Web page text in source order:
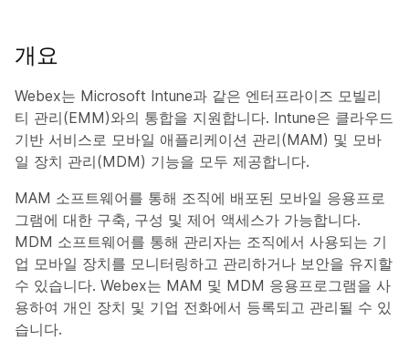
개요
Webex는 Microsoft Intune과 같은 엔터프라이즈 모빌리
티 관리(EMM)와의 통합을 지원합니다. Intune은 클라우드
기반 서비스로 모바일 애플리케이션 관리(MAM) 및 모바
일 장치 관리(MDM) 기능을 모두 제공합니다.
MAM 소프트웨어를 통해 조직에 배포된 모바일 응용프로
그램에 대한 구축, 구성 및 제어 액세스가 가능합니다.
MDM 소프트웨어를 통해 관리자는 조직에서 사용되는 기
업 모바일 장치를 모니터링하고 관리하거나 보안을 유지할
수 있습니다. Webex는 MAM 및 MDM 응용프로그램을 사
용하여 개인 장치 및 기업 전화에서 등록되고 관리될 수 있
습니다.